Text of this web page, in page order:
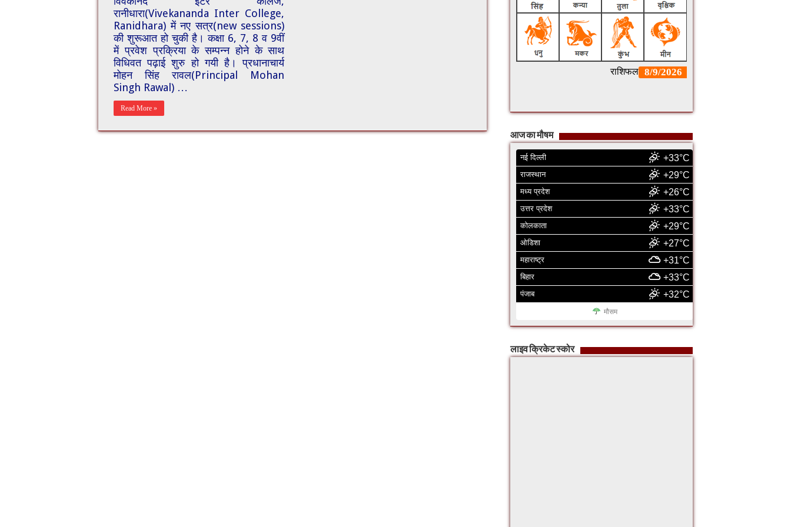
रानीधारा(Vivekananda Inter College,
Ranidhara) में नए सत्र(new sessions)
की शुरूआत हो चुकी है। कक्षा 6, 7, 8 व 9वीं
में प्रवेश प्रक्रिया के सम्पन्न होने के साथ
विधिवत पढ़ाई शुरु हो गयी है। प्रधानाचार्य
मोहन सिंह रावल(Principal Mohan
Singh Rawal) …
Read More »
आज का मौषम
नई दिल्ली +33°C
राजस्थान +29°C
मध्य प्रदेश +26°C
उत्तर प्रदेश +33°C
कोलकाता +29°C
ओडिशा +27°C
महाराष्ट्र +31°C
बिहार +33°C
पंजाब +32°C
मौसम
लाइव क्रिकेट स्कोर